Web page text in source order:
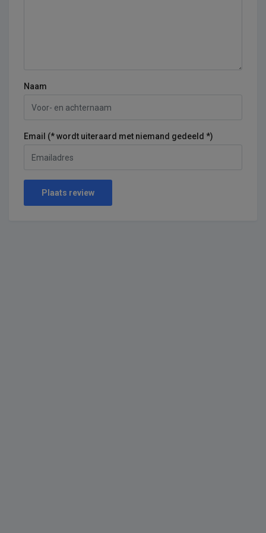
Naam
Email (* wordt uiteraard met niemand gedeeld *)
Plaats review